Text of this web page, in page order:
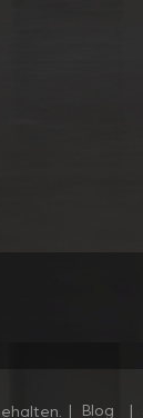
Blog